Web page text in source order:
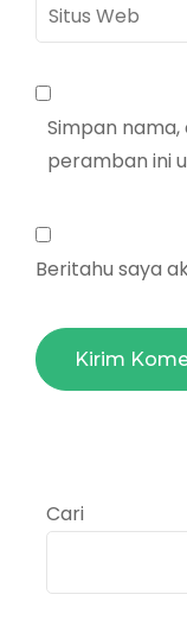
Situs
Web
Simpan
peramban ini
Beritahu saya
Cari